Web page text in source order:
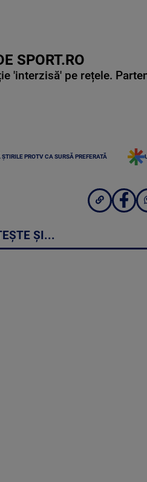
SPORT.RO
'interzisă' pe rețele.
PROTV CA SURSĂ PREFERATĂ
ȘI...